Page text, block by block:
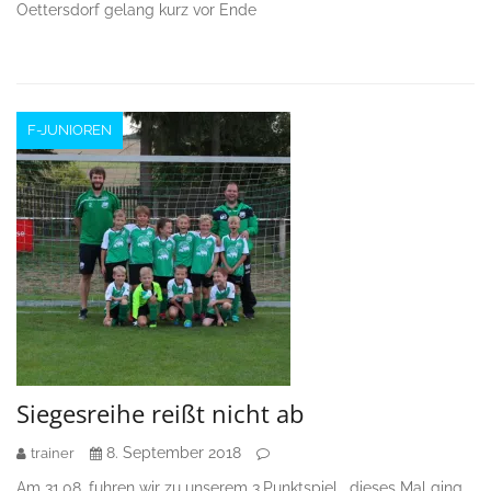
Oettersdorf gelang kurz vor Ende
F-JUNIOREN
Siegesreihe reißt nicht ab
trainer
8. September 2018
Am 31.08. fuhren wir zu unserem 3.Punktspiel, dieses Mal ging